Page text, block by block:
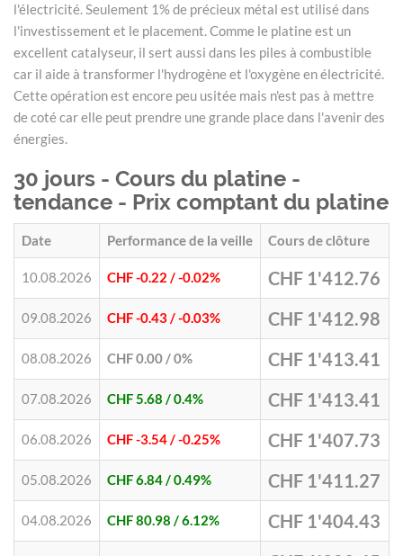
l'électricité. Seulement 1% de précieux métal est utilisé dans
l'investissement et le placement. Comme le platine est un
excellent catalyseur, il sert aussi dans les piles à combustible
car il aide à transformer l'hydrogène et l'oxygène en électricité.
Cette opération est encore peu usitée mais n'est pas à mettre
de coté car elle peut prendre une grande place dans l'avenir des
énergies.
30 jours - Cours du platine -
tendance - Prix comptant du platine
Date Performance de la veille Cours de clôture
10.08.2026 CHF -0.22 / -0.02% CHF 1'412.76
09.08.2026 CHF -0.43/ -0.03% CHF 1'412.98
08.08.2026 CHF 0.00 / 0% CHF 1'413.41
07.08.2026 CHF 5.68 / 0.4% CHF 1'413.41
06.08.2026 CHF -3.54/ -0.25% CHF 1'407.73
05.08.2026 CHF 6.84/ 0.49% CHF 1'411.27
04.08.2026 CHF 80.98 / 6.12% CHF 1'404.43